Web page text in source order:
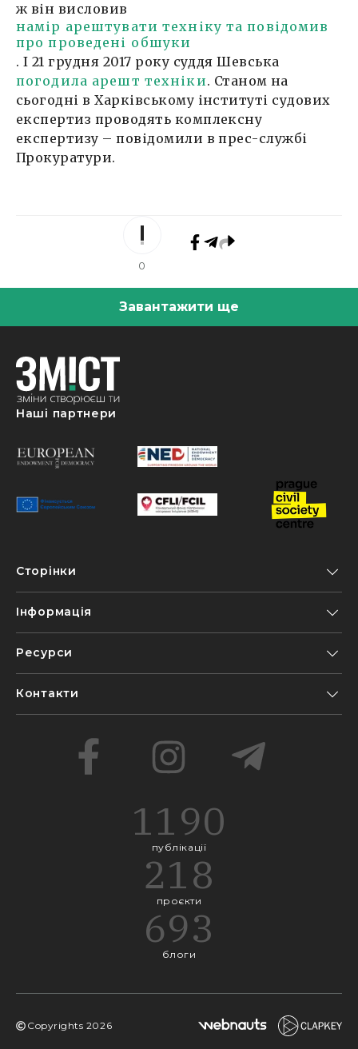
ж він висловив
намір арештувати техніку та повідомив
про проведені обшуки
. І 21 грудня 2017 року суддя Шевська
погодила арешт техніки. Станом на
сьогодні в Харківському інституті судових
експертиз проводять комплексну
експертизу – повідомили в прес-службі
Прокуратури.
0
Завантажити ще
Наші партнери
Сторінки
Інформація
Ресурси
Контакти
1190
публікації
218
проєкти
693
блоги
Copyrights 2026